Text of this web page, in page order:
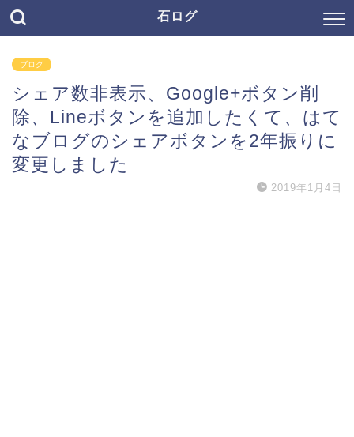
石ログ
ブログ
シェア数非表示、Google+ボタン削
除、Lineボタンを追加したくて、はて
なブログのシェアボタンを2年振りに
変更しました
2019年1月4日